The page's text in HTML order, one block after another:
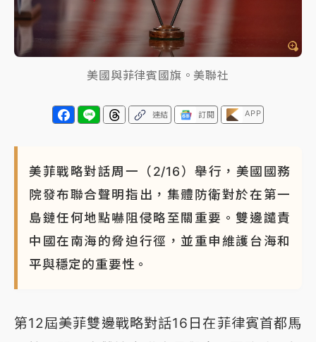
台東農業處長涉圖利渡假村！東檢抗告成功 今重開羈
押庭
父親節泡湯了！中颱白海豚雨彈轟3天 「紅到發紫」降
美國與菲律賓國旗。美聯社
連結 訂閱 APP
美菲戰略對話周一（2/16）舉行，美國國務
院發布聯合聲明指出，集體防衛對於在第一
島鏈任何地點嚇阻侵略至關重要。雙邊譴責
中國在南海的脅迫行徑，並重申維護台海和
平與穩定的重要性。
第12屆美菲雙邊戰略對話16日在菲律賓首都馬